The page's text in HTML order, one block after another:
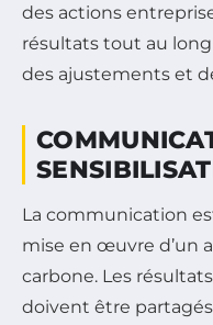
des actions
résultats tout au
des ajustements et
La communication
mise en œuvre d’un
carbone. Les
doivent être